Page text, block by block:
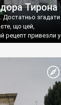
Тирона
Достатньо згадати
що цей,
рецепт привезли у